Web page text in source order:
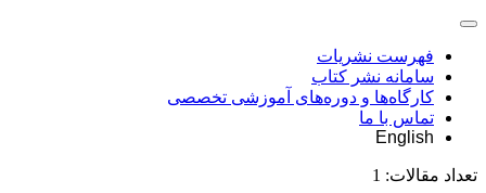
فهرست نشریات
سامانه نشر کتاب
کارگاه‌ها و دوره‌های آموزشی تخصصی
تماس با ما
English
تعداد مقالات: 1